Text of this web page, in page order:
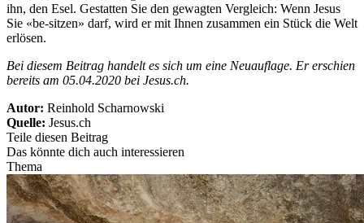
ihn, den Esel. Gestatten Sie den gewagten Vergleich: Wenn Jesus
Sie «be-sitzen» darf, wird er mit Ihnen zusammen ein Stück die Welt
erlösen.
Bei diesem Beitrag handelt es sich um eine Neuauflage. Er erschien
bereits am 05.04.2020 bei Jesus.ch.
Autor: Reinhold Scharnowski
Quelle: Jesus.ch
Teile diesen Beitrag
Das könnte dich auch interessieren
Thema